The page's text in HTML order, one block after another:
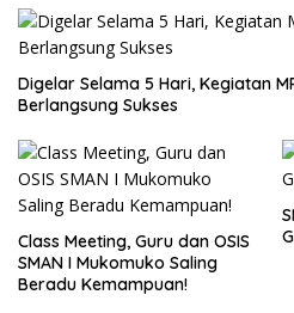
Digelar Selama 5 Hari, Kegiatan
Berlangsung Sukses
Class Meeting, Guru dan OSIS
SMAN I Mukomuko Saling
Beradu Kemampuan!